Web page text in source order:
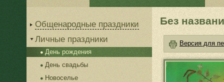
Общенародные праздники
Личные праздники
День рождения
День свадьбы
Новоселье
Без
Версия для